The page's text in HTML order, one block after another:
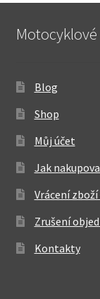
Blog
Shop
Můj účet
Jak
Vrácení
Zrušení
Kontakty